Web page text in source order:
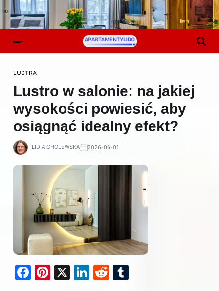
LUSTRA
Lustro w salonie: na jakiej
wysokości powiesić, aby
osiągnąć idealny efekt?
LIDIA CHOLEWSKA 2026-06-01
F
Pi X
Li R